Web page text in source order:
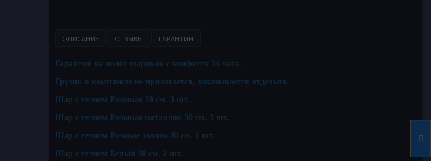
ОПИСАНИЕ ОТЗЫВЫ ГАРАНТИИ
Гарантия на полет шариков с конфетти 24 часа.
Грузик в комплекте не прилагается, заказывается отдельно.
Шар с гелием Розовые 30 см. 3 шт.
Шар с гелием Розовые металлик 30 см. 3 шт.
Шар с гелием Розовое золото 30 см. 1 шт.
Шар с гелием Белый 30 см. 2 шт.